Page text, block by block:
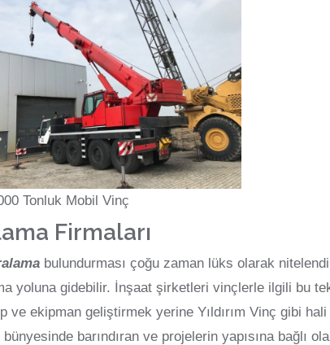
Tonluk Mobil Vinç
Firmaları
bulundurması çoğu zaman lüks olarak
yoluna gidebilir. İnşaat şirketleri vinçlerle ilgili bu
ekipman geliştirmek yerine Yıldırım Vinç gibi
barındıran ve projelerin yapısına bağlı